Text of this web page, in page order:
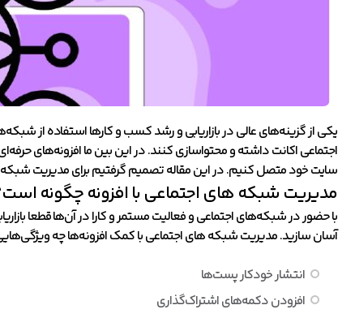
یکی از گزینه‌های عالی در بازاریابی و رشد کسب و کارها استفاده از
اجتماعی اکانت داشته و محتواسازی کنند. در این بین ما افزونه‌های
سایت خود متصل کنیم. در این مقاله تصمیم گرفتیم برای مدیریت شبکه
مدیریت شبکه های اجتماعی با افزونه چگونه
با حضور در شبکه‌های اجتماعی و فعالیت مستمر و کارا در آن‌ها قطعا
آسان سازید. مدیریت شبکه های اجتماعی با کمک افزونه‌ها چه
انتشار خودکار پست‌ها
افزودن دکمه‌های اشتراک‌گذاری